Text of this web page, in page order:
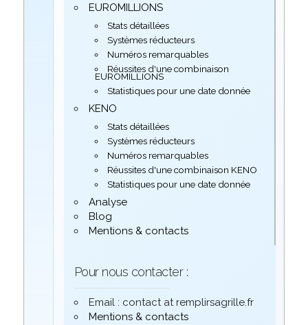
EUROMILLIONS
Stats détaillées
Systèmes réducteurs
Numéros remarquables
Réussites d'une combinaison
EUROMILLIONS
Statistiques pour une date donnée
KENO
Stats détaillées
Systèmes réducteurs
Numéros remarquables
Réussites d'une combinaison KENO
Statistiques pour une date donnée
Analyse
Blog
Mentions & contacts
Pour nous contacter :
Email : contact at remplirsagrille.fr
Mentions & contacts